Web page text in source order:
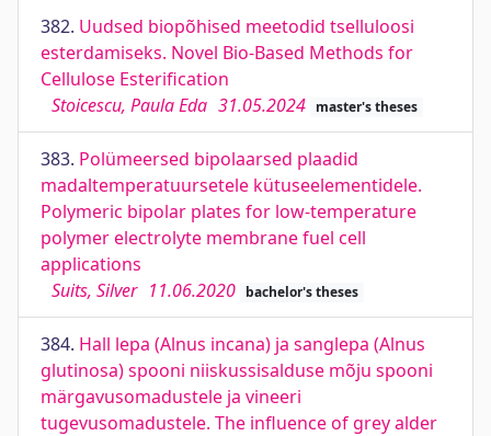
382. Uudsed biopõhised meetodid tselluloosi
esterdamiseks. Novel Bio-Based Methods for
Cellulose Esterification
Stoicescu, Paula Eda 31.05.2024 master's theses
383. Polümeersed bipolaarsed plaadid
madaltemperatuursetele kütuseelementidele.
Polymeric bipolar plates for low-temperature
polymer electrolyte membrane fuel cell
applications
Suits, Silver 11.06.2020 bachelor's theses
384. Hall lepa (Alnus incana) ja sanglepa (Alnus
glutinosa) spooni niiskussisalduse mõju spooni
märgavusomadustele ja vineeri
tugevusomadustele. The influence of grey alder